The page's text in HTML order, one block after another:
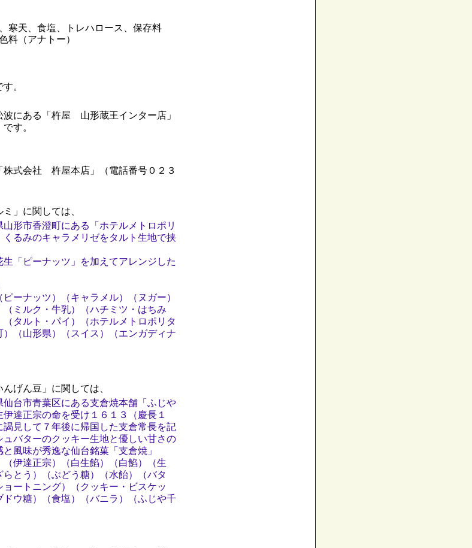
寒天、食塩、トレハロース、保存料
料（アナトー）
。
にある「杵屋 山形蔵王インター店」
す。
式会社 杵屋本店」（電話番号０２３
」に関しては、
形市香澄町にある「ホテルメトロポリ
るみのキャラメリゼをタルト生地で挟
「ピーナッツ」を加えてアレンジした
ーナッツ）（キャラメル）（ヌガー）
（ミルク・牛乳）（ハチミツ・はちみ
タルト・パイ）（ホテルメトロポリタ
（山形県）（スイス）（エンガディナ
げん豆」に関しては、
台市青葉区にある支倉焼本舗「ふじや
達正宗の命を受け１６１３（慶長１
見して７年後に帰国した支倉常長を記
バターのクッキー生地と優しい甘さの
風味が秀逸な仙台銘菓「支倉焼」
（伊達正宗）（白生餡）（白餡）（生
とう）（ぶどう糖）（水飴）（バタ
ートニング）（クッキー・ビスケッ
ウ糖）（食塩）（バニラ）（ふじや千